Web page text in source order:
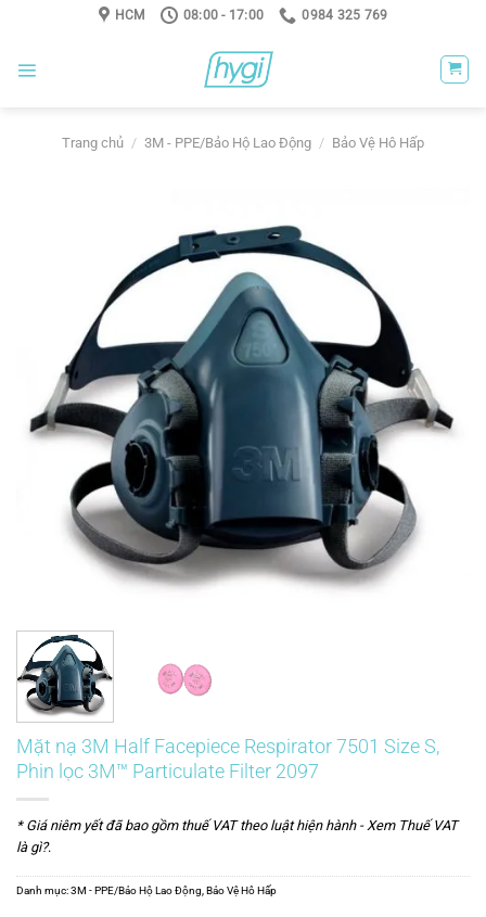
HCM 08:00 - 17:00 0984 325 769
Trang chủ / 3M - PPE/Bảo Hộ Lao Động / Bảo Vệ Hô Hấp
Mặt nạ 3M Half Facepiece Respirator 7501 Size S,
Phin lọc 3M™ Particulate Filter 2097
* Giá niêm yết đã bao gồm thuế VAT theo luật hiện hành - Xem Thuế VAT
là gì?.
Danh mục:3M - PPE/Bảo Hộ Lao Động,Bảo Vệ Hô Hấp